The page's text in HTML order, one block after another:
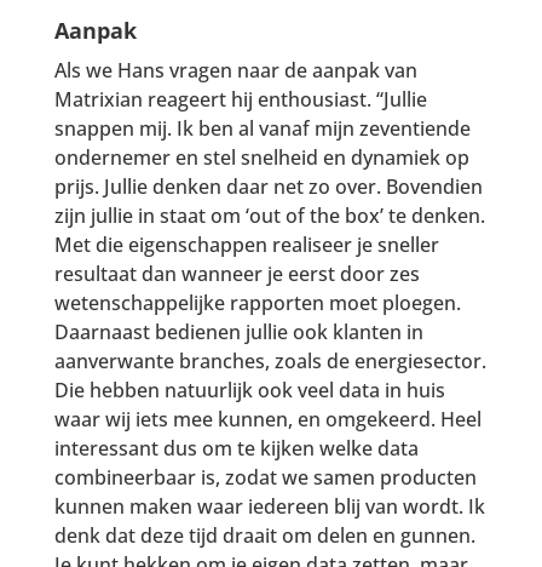
Aanpak
Als we Hans vragen naar de aanpak van
Matrixian reageert hij enthousiast. “Jullie
snappen mij. Ik ben al vanaf mijn zeventiende
ondernemer en stel snelheid en dynamiek op
prijs. Jullie denken daar net zo over. Bovendien
zijn jullie in staat om ‘out of the box’ te denken.
Met die eigenschappen realiseer je sneller
resultaat dan wanneer je eerst door zes
wetenschappelijke rapporten moet ploegen.
Daarnaast bedienen jullie ook klanten in
aanverwante branches, zoals de energiesector.
Die hebben natuurlijk ook veel data in huis
waar wij iets mee kunnen, en omgekeerd. Heel
interessant dus om te kijken welke data
combineerbaar is, zodat we samen producten
kunnen maken waar iedereen blij van wordt. Ik
denk dat deze tijd draait om delen en gunnen.